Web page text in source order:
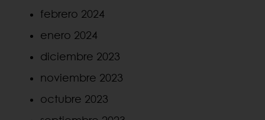
febrero 2024
enero 2024
diciembre 2023
noviembre 2023
octubre 2023